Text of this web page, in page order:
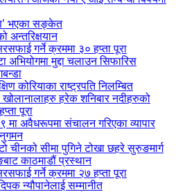
भएका सङ्केत
अन्तरिक्षयान
गर्ने क्रममा ३० हप्ता पूरा
अभियोगमा मुद्दा चलाउन सिफारिस
कोरियाका राष्ट्रपति निलम्बित
खोलानालाहरु हरेक शनिबार नदीहरुको
पूरा
मा अवैधरूपमा संचालन गरिएका व्यापार
चीनको सीमा पुगिने टोखा छहरे सुरुङमार्ग
काठमाडौं प्रस्थान
गर्ने क्रममा २७ हप्ता पूरा
न्यौपानेलाई सम्मानीत